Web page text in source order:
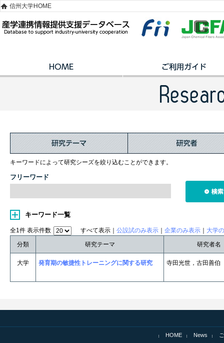
信州大学HOME
キーワードによって研究シーズを絞り込むことができます。
フリーワード
キーワード一覧
全1件 表示件数 すべて表示｜ 公設試のみ表示 企業のみ表示
大学
分類
研究テーマ 研究者名
大学 発育期の敏捷性トレーニングに関する研究 寺田光世，古田善伯
HOME News